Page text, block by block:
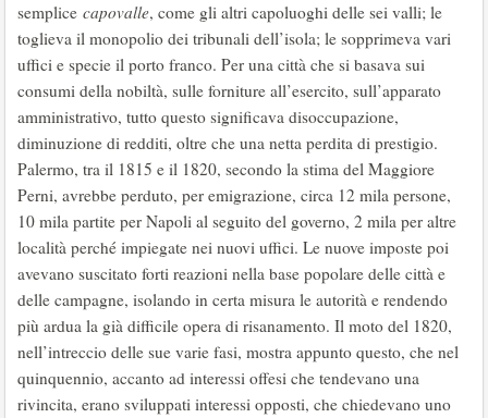
semplice capovalle, come gli altri capoluoghi delle sei valli; le
toglieva il monopolio dei tribunali dell’isola; le sopprimeva vari
uffici e specie il porto franco. Per una città che si basava sui
consumi della nobiltà, sulle forniture all’esercito, sull’apparato
amministrativo, tutto questo significava disoccupazione,
diminuzione di redditi, oltre che una netta perdita di prestigio.
Palermo, tra il 1815 e il 1820, secondo la stima del Maggiore
Perni, avrebbe perduto, per emigrazione, circa 12 mila persone,
10 mila partite per Napoli al seguito del governo, 2 mila per altre
località perché impiegate nei nuovi uffici. Le nuove imposte poi
avevano suscitato forti reazioni nella base popolare delle città e
delle campagne, isolando in certa misura le autorità e rendendo
più ardua la già difficile opera di risanamento. Il moto del 1820,
nell’intreccio delle sue varie fasi, mostra appunto questo, che nel
quinquennio, accanto ad interessi offesi che tendevano una
rivincita, erano sviluppati interessi opposti, che chiedevano uno